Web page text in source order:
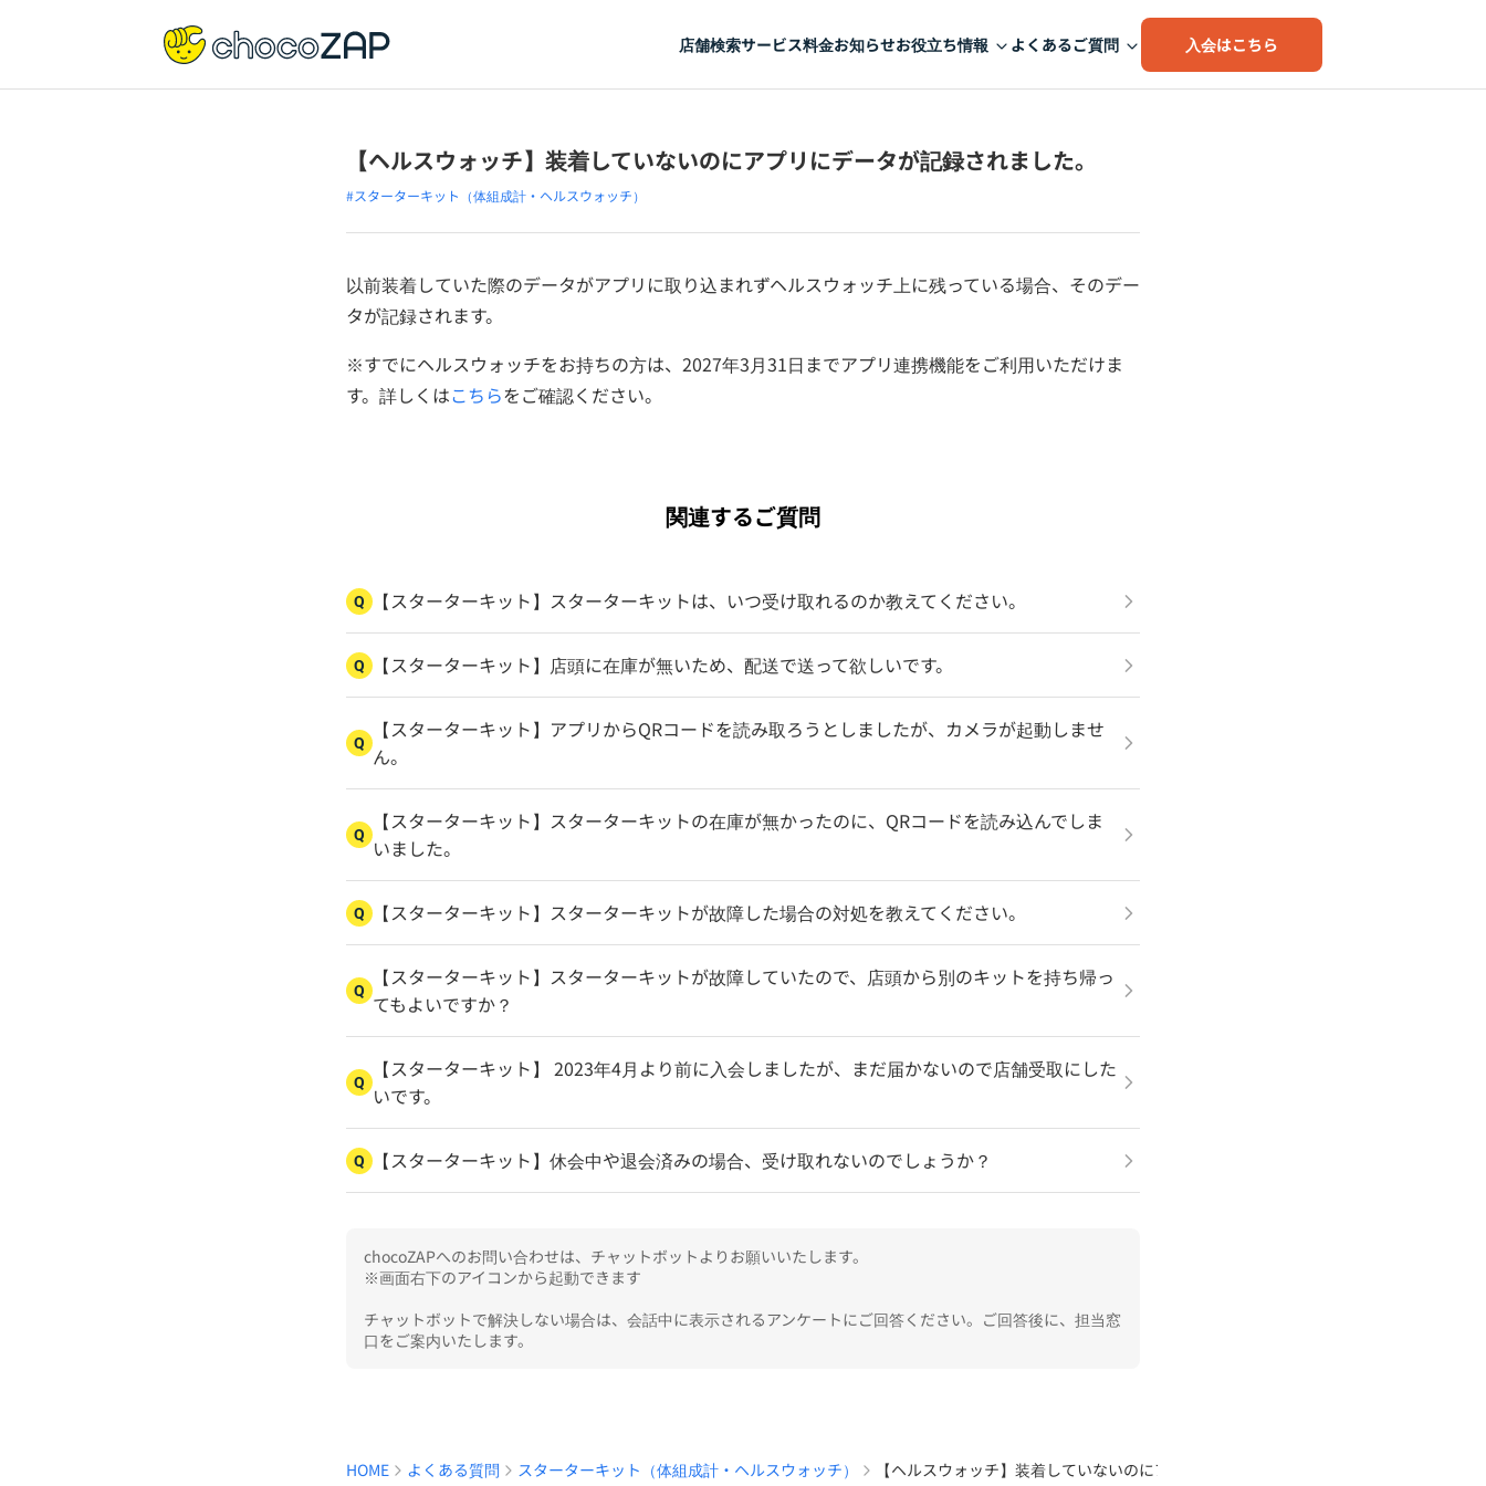
店舗検索サービス料金お知らせお役立ち情報 よくあるご質問 入会はこちら
【ヘルスウォッチ】装着していないのにアプリにデータが記録されました。
#スターターキット（体組成計・ヘルスウォッチ）
以前装着していた際のデータがアプリに取り込まれずヘルスウォッチ上に残っている場合、そのデー
タが記録されます。
※すでにヘルスウォッチをお持ちの方は、2027年3月31日までアプリ連携機能をご利用いただけま
す。詳しくはこちらをご確認ください。
関連するご質問
Q 【スターターキット】スターターキットは、いつ受け取れるのか教えてください。
Q 【スターターキット】店頭に在庫が無いため、配送で送って欲しいです。
Q
【スターターキット】アプリからQRコードを読み取ろうとしましたが、カメラが起動しませ
ん。
Q
【スターターキット】スターターキットの在庫が無かったのに、QRコードを読み込んでしま
いました。
Q 【スターターキット】スターターキットが故障した場合の対処を教えてください。
Q
【スターターキット】スターターキットが故障していたので、店頭から別のキットを持ち帰っ
てもよいですか？
Q
【スターターキット】 2023年4月より前に入会しましたが、まだ届かないので店舗受取にした
いです。
Q 【スターターキット】休会中や退会済みの場合、受け取れないのでしょうか？
chocoZAPへのお問い合わせは、チャットボットよりお願いいたします。
※画面右下のアイコンから起動できます
チャットボットで解決しない場合は、会話中に表示されるアンケートにご回答ください。ご回答後に、担当窓
口をご案内いたします。
HOME よくある質問 スターターキット（体組成計・ヘルスウォッチ） 【ヘルスウォッチ】装着していないのにアプリにデータが記録されました。